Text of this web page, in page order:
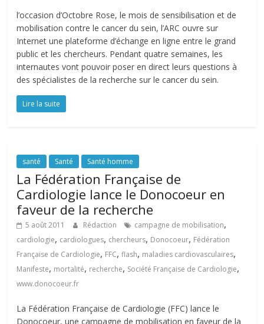
l’occasion d’Octobre Rose, le mois de sensibilisation et de
mobilisation contre le cancer du sein, l’ARC ouvre sur
Internet une plateforme d’échange en ligne entre le grand
public et les chercheurs. Pendant quatre semaines, les
internautes vont pouvoir poser en direct leurs questions à
des spécialistes de la recherche sur le cancer du sein.
Lire la suite
santé Santé Santé homme
La Fédération Française de
Cardiologie lance le Donocoeur en
faveur de la recherche
5 août 2011 Rédaction campagne de mobilisation,
cardiologie, cardiologues, chercheurs, Donocoeur, Fédération
Française de Cardiologie, FFC,flash, maladies cardiovasculaires,
Manifeste, mortalité, recherche, Société Française de Cardiologie,
www.donocoeur.fr
La Fédération Française de Cardiologie (FFC) lance le
Donocoeur, une campagne de mobilisation en faveur de la